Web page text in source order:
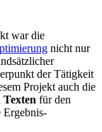
war die
nicht nur
der Tätigkeit
Projekt auch die
für den
Ergebnis-